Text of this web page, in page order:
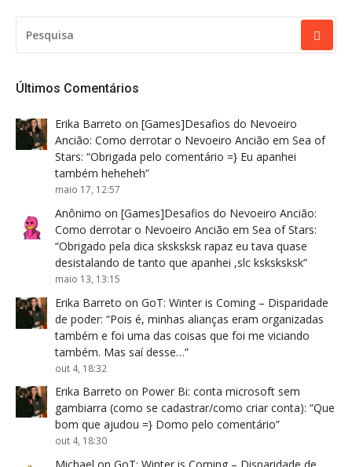
POR:
Últimos Comentários
Erika Barreto on [Games]Desafios do Nevoeiro
Ancião: Como derrotar o Nevoeiro Ancião em Sea of
Stars: “Obrigada pelo comentário =} Eu apanhei
também heheheh”
maio 17, 12:57
Anônimo on [Games]Desafios do Nevoeiro Ancião:
Como derrotar o Nevoeiro Ancião em Sea of Stars:
“Obrigado pela dica sksksksk rapaz eu tava quase
desistalando de tanto que apanhei ,slc ksksksksk”
maio 13, 13:15
Erika Barreto on GoT: Winter is Coming – Disparidade
de poder: “Pois é, minhas alianças eram organizadas
também e foi uma das coisas que foi me viciando
também. Mas saí desse…”
out 4, 18:32
Erika Barreto on Power Bi: conta microsoft sem
gambiarra (como se cadastrar/como criar conta): “Que
bom que ajudou =} Domo pelo comentário”
out 4, 18:30